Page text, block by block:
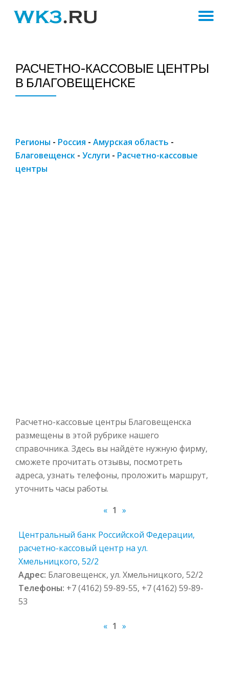
РАСЧЕТНО-КАССОВЫЕ ЦЕНТРЫ
В БЛАГОВЕЩЕНСКЕ
Регионы - Россия - Амурская область -
Благовещенск - Услуги - Расчетно-кассовые
центры
Расчетно-кассовые центры Благовещенска
размещены в этой рубрике нашего
справочника. Здесь вы найдёте нужную фирму,
сможете прочитать отзывы, посмотреть
адреса, узнать телефоны, проложить маршрут,
уточнить часы работы.
« 1 »
Центральный банк Российской Федерации,
расчетно-кассовый центр на ул.
Хмельницкого, 52/2
Адрес: Благовещенск, ул. Хмельницкого, 52/2
Телефоны: +7 (4162) 59-89-55, +7 (4162) 59-89-
53
« 1 »